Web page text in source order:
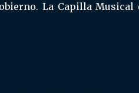
La Capilla